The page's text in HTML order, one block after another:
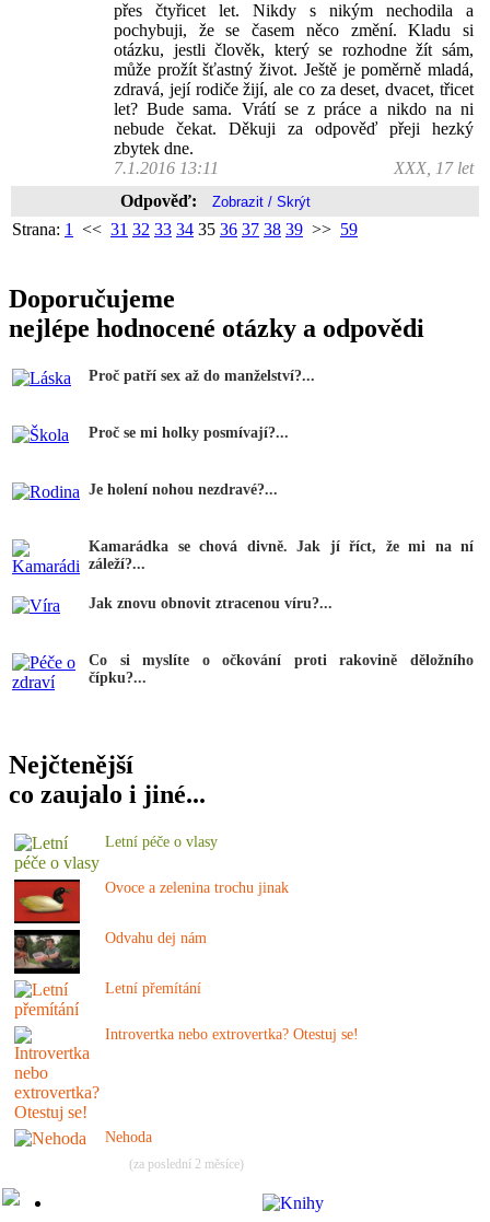
přes čtyřicet let. Nikdy s nikým nechodila a
pochybuji, že se časem něco změní. Kladu si
otázku, jestli člověk, který se rozhodne žít sám,
může prožít šťastný život. Ještě je poměrně mladá,
zdravá, její rodiče žijí, ale co za deset, dvacet, třicet
let? Bude sama. Vrátí se z práce a nikdo na ni
nebude čekat. Děkuji za odpověď přeji hezký
zbytek dne.
7.1.2016 13:11
XXX, 17 let
Odpověď:
Strana: 1 << 31 32 33 34 35 36 37 38 39 >> 59
Doporučujeme
nejlépe hodnocené otázky a odpovědi
Proč patří sex až do manželství?...
Proč se mi holky posmívají?...
Je holení nohou nezdravé?...
Kamarádka se chová divně. Jak jí říct, že mi na ní
záleží?...
Jak znovu obnovit ztracenou víru?...
Co si myslíte o očkování proti rakovině děložního
čípku?...
Nejčtenější
co zaujalo i jiné...
Letní péče o vlasy
Ovoce a zelenina trochu jinak
Odvahu dej nám
Letní přemítání
Introvertka nebo extrovertka? Otestuj se!
Nehoda
(za poslední 2 měsíce)